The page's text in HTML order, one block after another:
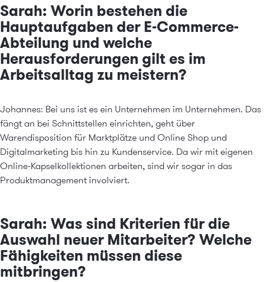
Sarah: Worin bestehen die
Hauptaufgaben der E-Commerce-
Abteilung und welche
Herausforderungen gilt es im
Arbeitsalltag zu meistern?
Johannes: Bei uns ist es ein Unternehmen im Unternehmen. Das
fängt an bei Schnittstellen einrichten, geht über
Warendisposition für Marktplätze und Online Shop und
Digitalmarketing bis hin zu Kundenservice. Da wir mit eigenen
Online-Kapselkollektionen arbeiten, sind wir sogar in das
Produktmanagement involviert.
Sarah: Was sind Kriterien für die
Auswahl neuer Mitarbeiter? Welche
Fähigkeiten müssen diese
mitbringen?